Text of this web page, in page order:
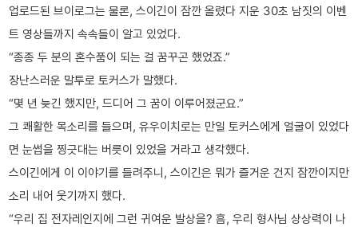
업로드된 브이로그는 물론, 스이긴이 잠깐 올렸다 지운 30초 남짓의 이벤
트 영상들까지 속속들이 알고 있었다.
“종종 두 분의 혼수품이 되는 걸 꿈꾸곤 했었죠.”
장난스러운 말투로 토커스가 말했다.
“몇 년 늦긴 했지만, 드디어 그 꿈이 이루어졌군요.”
그 쾌활한 목소리를 들으며, 유우이치로는 만일 토커스에게 얼굴이 있었다
면 눈썹을 찡긋대는 버릇이 있었을 거라고 생각했다.
스이긴에게 이 이야기를 들려주니, 스이긴은 뭐가 즐거운 건지 잠깐이지만
소리 내어 웃기까지 했다.
“우리 집 전자레인지에 그런 귀여운 발상을? 흠, 우리 형사님 상상력이 나